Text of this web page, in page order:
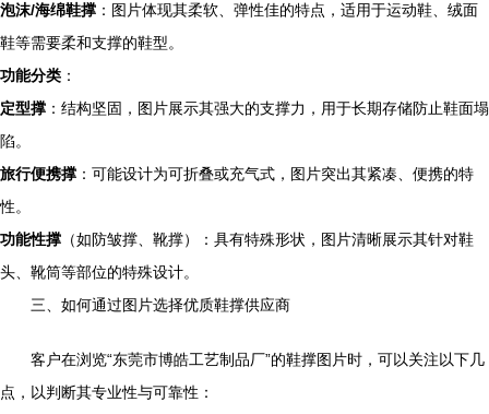
泡沫/海绵鞋撑 ：图片体现其柔软、弹性佳的特点，适用于运动鞋、绒面
鞋等需要柔和支撑的鞋型。
功能分类 ：
定型撑 ：结构坚固，图片展示其强大的支撑力，用于长期存储防止鞋面塌
陷。
旅行便携撑 ：可能设计为可折叠或充气式，图片突出其紧凑、便携的特
性。
功能性撑 （如防皱撑、靴撑）：具有特殊形状，图片清晰展示其针对鞋
头、靴筒等部位的特殊设计。
三、如何通过图片选择优质鞋撑供应商
客户在浏览“东莞市博皓工艺制品厂”的鞋撑图片时，可以关注以下几
点，以判断其专业性与可靠性：